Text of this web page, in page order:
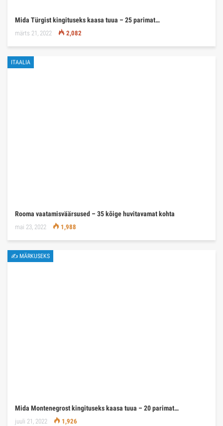
Mida Türgist kingituseks kaasa tuua – 25 parimat…
märts 21, 2022 2,082
ITAALIA
Rooma vaatamisväärsused – 35 kõige huvitavamat kohta
mai 23, 2022 1,988
✍ MÄRKUSEKS
Mida Montenegrost kingituseks kaasa tuua – 20 parimat…
juuli 21, 2022 1,926